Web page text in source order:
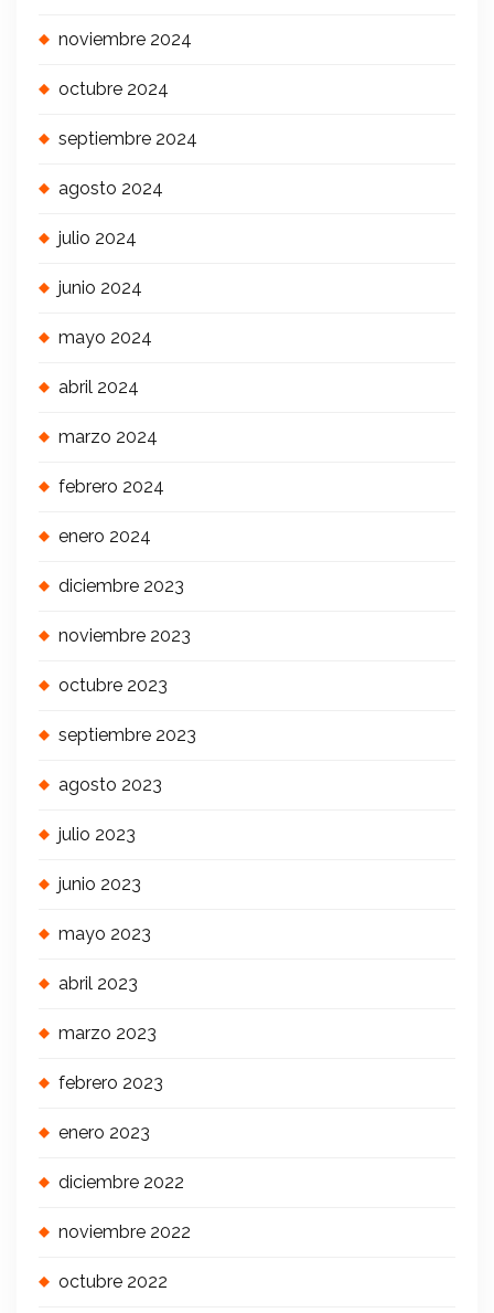
noviembre 2024
octubre 2024
septiembre 2024
agosto 2024
julio 2024
junio 2024
mayo 2024
abril 2024
marzo 2024
febrero 2024
enero 2024
diciembre 2023
noviembre 2023
octubre 2023
septiembre 2023
agosto 2023
julio 2023
junio 2023
mayo 2023
abril 2023
marzo 2023
febrero 2023
enero 2023
diciembre 2022
noviembre 2022
octubre 2022